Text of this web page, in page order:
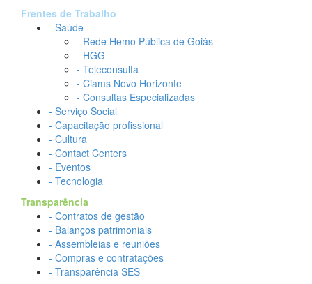
Frentes de Trabalho
- Saúde
- Rede Hemo Pública de Goiás
- HGG
- Teleconsulta
- Ciams Novo Horizonte
- Consultas Especializadas
- Serviço Social
- Capacitação profissional
- Cultura
- Contact Centers
- Eventos
- Tecnologia
Transparência
- Contratos de gestão
- Balanços patrimoniais
- Assembleias e reuniões
- Compras e contratações
- Transparência SES